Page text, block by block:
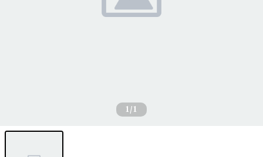
1 /1